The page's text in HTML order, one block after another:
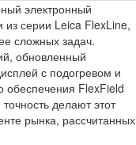
электронный
серии Leica FlexLine,
сложных задач.
обновленный
с подогревом и
обеспечения FlexField
делают этот
рынка, рассчитанных